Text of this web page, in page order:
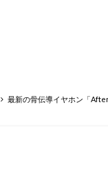
最新の骨伝導イヤホン「